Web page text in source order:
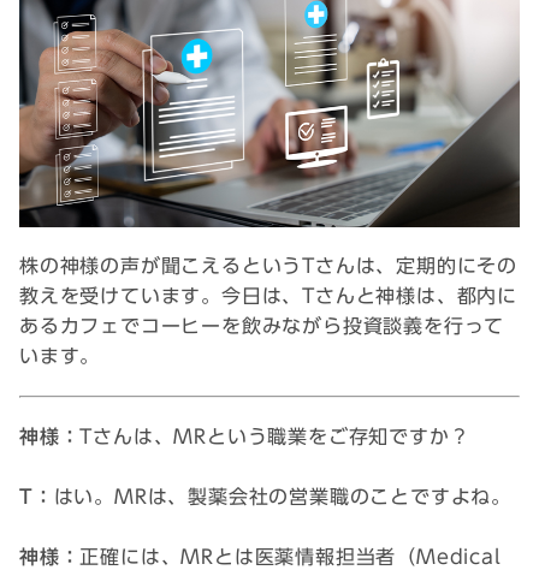
株の神様の声が聞こえるというTさんは、定期的にその
教えを受けています。今日は、Tさんと神様は、都内に
あるカフェでコーヒーを飲みながら投資談義を行って
います。
神様：Tさんは、MRという職業をご存知ですか？
T： はい。MRは、製薬会社の営業職のことですよね。
神様： 正確には、MRとは医薬情報担当者（Medical